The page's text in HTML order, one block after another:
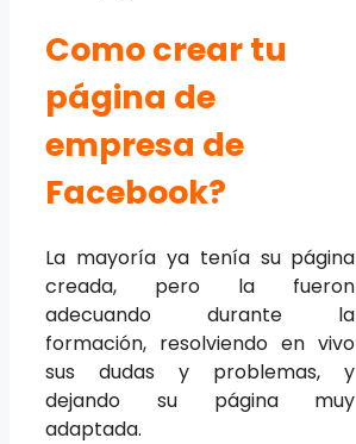
Como crear tu
página de
empresa de
Facebook?
La mayoría ya tenía su página
creada, pero la fueron
adecuando durante la
formación, resolviendo en vivo
sus dudas y problemas, y
dejando su página muy
adaptada.